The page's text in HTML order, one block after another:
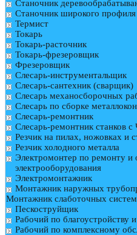
Станочник
Станочник широкого профиля
Термист
Токарь
Токарь-расточник
Токарь-фрезеровщик
Фрезеровщик
Слесарь-инструментальщик
Слесарь-сантехник (сварщик)
Слесарь механосборочных
Слесарь по сборке
Слесарь-ремонтник
Слесарь-ремонтник станков
Резчик на пилах, ножовках и
Резчик холодного металла
Электромонтер по ремонту и
электрооборудования
Электромонтажник
Монтажник наружных
Монтажник слаботочных систем
Пескоструйщик
Рабочий по благоустройству
Рабочий по комплексному